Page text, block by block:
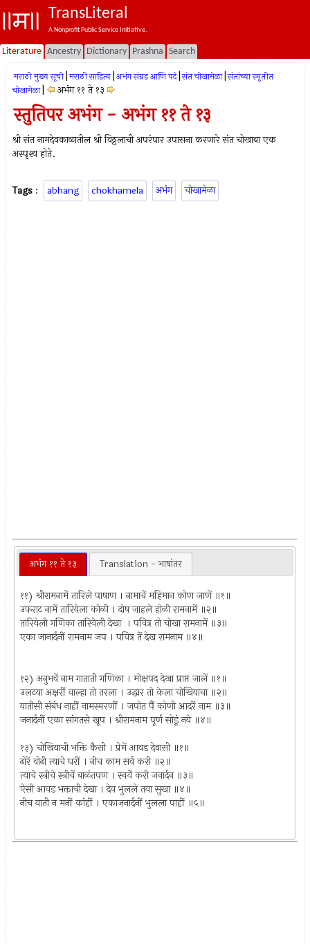
TransLiteral
A Nonprofit Public Service Initiative.
Literature Ancestry Dictionary Prashna Search
मराठी मुख्य सूची मराठी साहित्य अभंग संग्रह आणि पदे संत चोखामेळा संतांच्या स्मृतीत
चोखामेळा
अभंग ११ ते १३
स्तुतिपर अभंग - अभंग ११ ते १३
श्री संत नामदेवकाळातील श्री विठ्ठलाची अपरंपार उपासना करणारे संत चोखाबा एक
अस्‍पृश्‍य होते.
Tags : abhang chokhamela अभंग चोखामेळा
अभंग ११ ते १३ Translation - भाषांतर
११) श्रीरामनामें तारिले पाषाण । नामाचें महिमान कोण जाणें ॥१॥
उफराट नामें तारियेला कोळी । दोष जाहले होळी रामनामें ॥२॥
तारियेली गणिका तारियेली देखा । पवित्र तो चोखा रामनामें ॥३॥
एका जानार्दनीं रामनाम जप । पवित्र तें देख रामनाम ॥४॥
१२) अनुभवें नाम गाताती गणिका । मोक्षपद देखा प्राप्त जालें ॥१॥
उलटया अक्षरीं वाल्हा तो तरला । उद्धार तो केला चोखियाचा ॥२॥
यातीसी संबंध नाहीं नामस्मरणीं । जपोत पैं कोणी आदरें नाम ॥३॥
जनार्दनीं एका सांगतसे खूप । श्रीरामनाम पूर्ण सोडूं नये ॥४॥
१३) चोखियाची भक्ति कैसी । प्रेमें आवड देवासी ॥१॥
ढोरें वोढी त्याचे घरीं । नीच काम सर्व करी ॥२॥
त्याचे स्त्रीचे स्त्रीचें बाळंतपण । स्वयें करी जनार्दन ॥३॥
ऐसी आवड भक्ताची देखा । देव भुलले तया सुखा ॥४॥
नीच याती न मनीं कांहीं । एकाजनार्दनीं भुलला पाहीं ॥५॥